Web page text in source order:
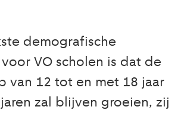
demografische
VO scholen is dat de
van 12 tot en met 18 jaar
zal blijven groeien, zij